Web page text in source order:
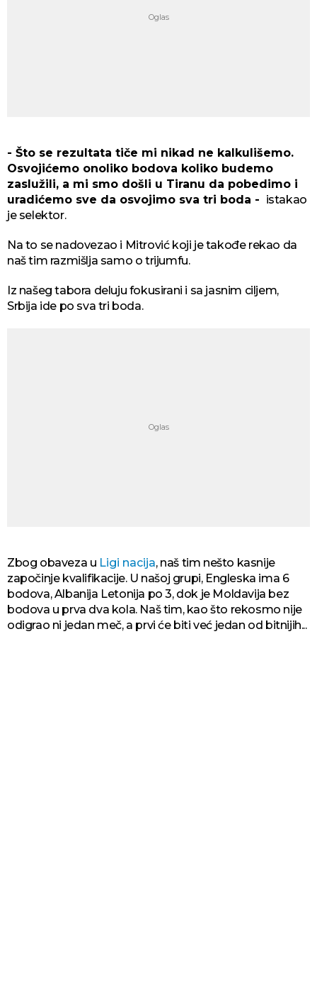
- Što se rezultata tiče mi nikad ne kalkulišemo.
Osvojićemo onoliko bodova koliko budemo
zaslužili, a mi smo došli u Tiranu da pobedimo i
uradićemo sve da osvojimo sva tri boda - istakao
je selektor.
Na to se nadovezao i Mitrović koji je takođe rekao da
naš tim razmišlja samo o trijumfu.
Iz našeg tabora deluju fokusirani i sa jasnim ciljem,
Srbija ide po sva tri boda.
Zbog obaveza u Ligi nacija, naš tim nešto kasnije
započinje kvalifikacije. U našoj grupi, Engleska ima 6
bodova, Albanija Letonija po 3, dok je Moldavija bez
bodova u prva dva kola. Naš tim, kao što rekosmo nije
odigrao ni jedan meč, a prvi će biti već jedan od bitnijih...